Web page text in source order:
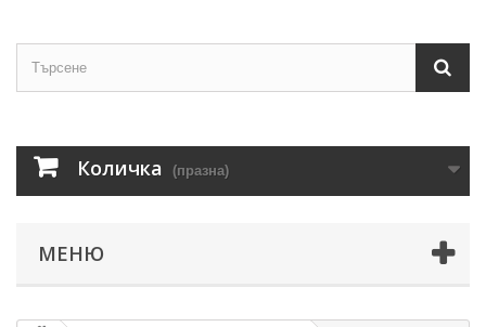
Количка (празна)
МЕНЮ